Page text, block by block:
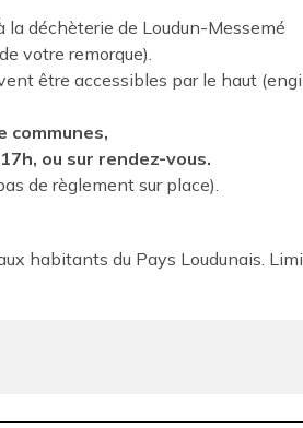
la déchèterie de Loudun-Messemé
votre remorque).
être accessibles par le haut
communes,
ou sur rendez-vous.
de règlement sur place).
habitants du Pays Loudunais.